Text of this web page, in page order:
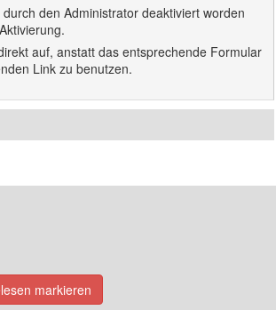
den Administrator deaktiviert worden
auf, anstatt das entsprechende Formular
Link zu benutzen.
markieren